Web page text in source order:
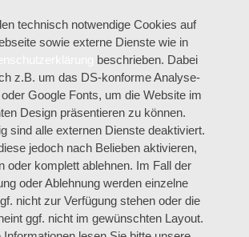
technisch notwendige Cookies auf
sowie externe Dienste wie in
beschrieben. Dabei
z.B. um das DS-konforme Analyse-
Google Fonts, um die Website im
Design präsentieren zu können.
sind alle externen Dienste deaktiviert.
jedoch nach Belieben aktivieren,
oder komplett ablehnen. Im Fall der
oder Ablehnung werden einzelne
nicht zur Verfügung stehen oder die
ggf. nicht im gewünschten Layout.